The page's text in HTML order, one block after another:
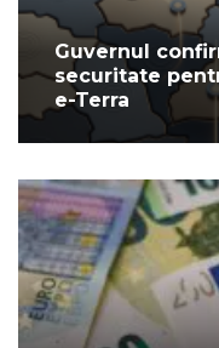
Guvernul
securitate
e-Terra